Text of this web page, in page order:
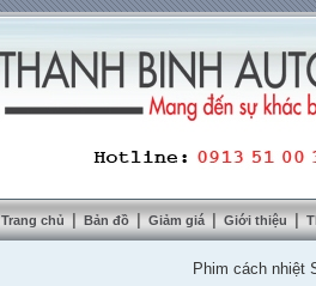
Trang chủ | Bản đồ | Giảm giá | Giới thiệu |
Phim cách nhiệt